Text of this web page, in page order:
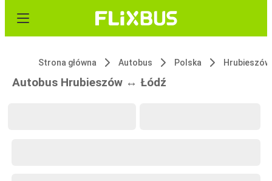
Strona główna Autobus Polska Hrubieszów
Autobus Hrubieszów ↔ Łódź